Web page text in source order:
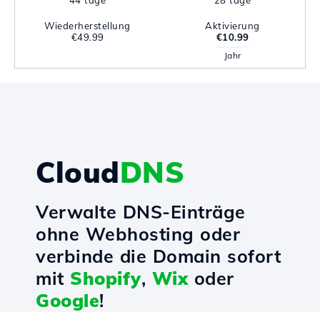
Wiederherstellung
€49.99
Aktivierung
€10.99
Jahr
CloudDNS
Verwalte DNS-Einträge
ohne Webhosting oder
verbinde die Domain sofort
mit Shopify, Wixoder
Google!